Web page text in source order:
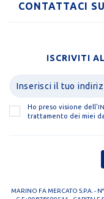
CONTATTACI
ISCRIVITI
Ho preso visione dell'
trattamento dei miei
MARINO FA MERCATO S.P.A. -